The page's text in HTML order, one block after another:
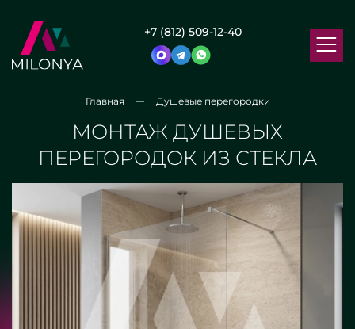
+7 (812) 509-12-40
Главная Душевые перегородки
МОНТАЖ ДУШЕВЫХ
ПЕРЕГОРОДОК ИЗ СТЕКЛА